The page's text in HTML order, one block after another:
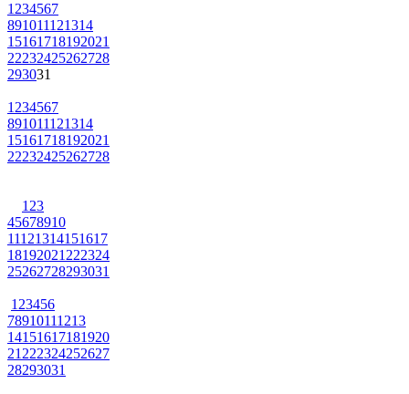
1234567
891011121314
15161718192021
22232425262728
293031
1234567
891011121314
15161718192021
22232425262728
123
45678910
11121314151617
18192021222324
25262728293031
123456
78910111213
14151617181920
21222324252627
28293031